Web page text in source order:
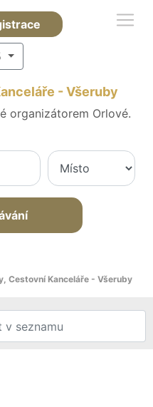
- Všeruby
organizátorem Orlové.
Cestovní Kanceláře - Všeruby